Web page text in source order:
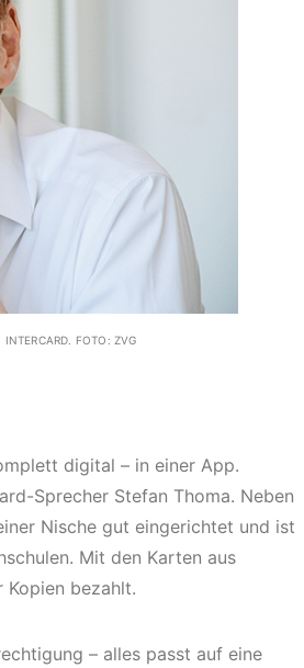
INTERCARD. FOTO: ZVG
digital – in einer App.
Sprecher Stefan Thoma. Neben
Nische gut eingerichtet und ist
Mit den Karten aus
Kopien bezahlt.
– alles passt auf eine